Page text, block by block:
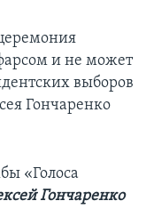
и не может
выборов
Гончаренко
«Голоса
Гончаренко